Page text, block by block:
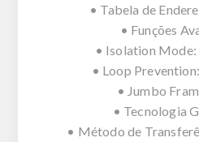
• Tabela de
• Funções
• Isolation Mode:
• Loop
• Jumbo
• Tecnologia
• Método de